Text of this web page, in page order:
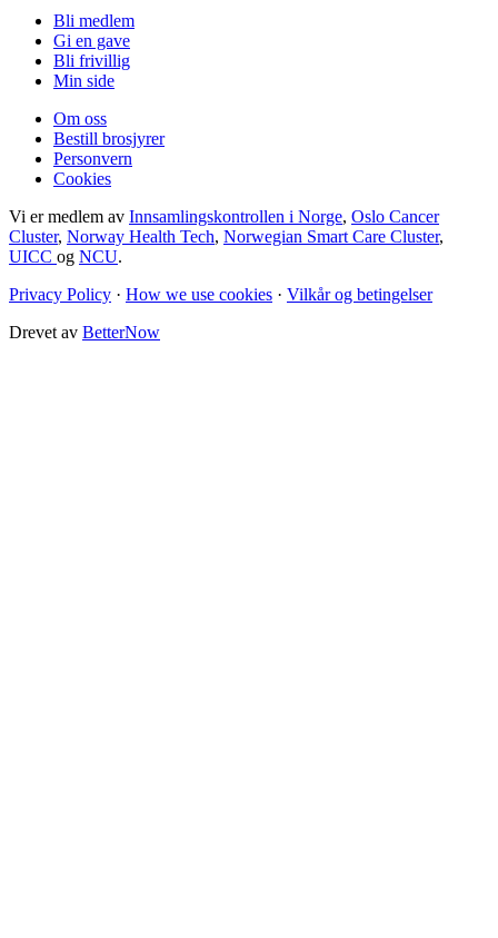
Bli medlem
Gi en gave
Bli frivillig
Min side
Om oss
Bestill brosjyrer
Personvern
Cookies
Vi er medlem av Innsamlingskontrollen i Norge, Oslo Cancer
Cluster, Norway Health Tech, Norwegian Smart Care Cluster,
UICC og NCU.
Privacy Policy · How we use cookies · Vilkår og betingelser
Drevet av BetterNow